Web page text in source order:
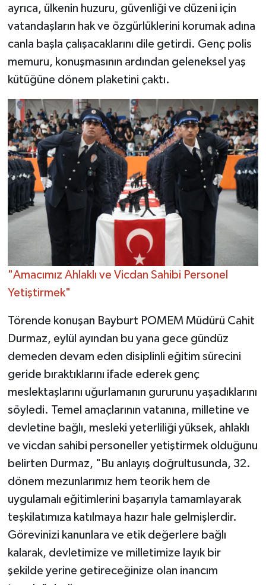
ayrıca, ülkenin huzuru, güvenliği ve düzeni için
vatandaşların hak ve özgürlüklerini korumak adına
canla başla çalışacaklarını dile getirdi. Genç polis
memuru, konuşmasının ardından geleneksel yaş
kütüğüne dönem plaketini çaktı.
"Amacımız Ahlaklı ve Vicdan Sahibi Personel
Yetiştirmek"
Törende konuşan Bayburt POMEM Müdürü Cahit
Durmaz, eylül ayından bu yana gece gündüz
demeden devam eden disiplinli eğitim sürecini
geride bıraktıklarını ifade ederek genç
meslektaşlarını uğurlamanın gururunu yaşadıklarını
söyledi. Temel amaçlarının vatanına, milletine ve
devletine bağlı, mesleki yeterliliği yüksek, ahlaklı
ve vicdan sahibi personeller yetiştirmek olduğunu
belirten Durmaz, "Bu anlayış doğrultusunda, 32.
dönem mezunlarımız hem teorik hem de
uygulamalı eğitimlerini başarıyla tamamlayarak
teşkilatımıza katılmaya hazır hale gelmişlerdir.
Görevinizi kanunlara ve etik değerlere bağlı
kalarak, devletimize ve milletimize layık bir
şekilde yerine getireceğinize olan inancım